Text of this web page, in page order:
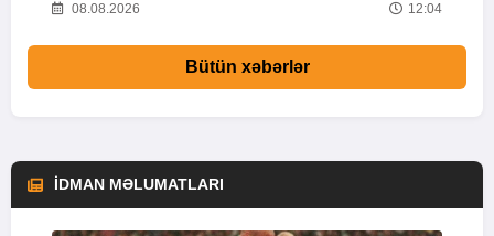
08.08.2026 12:04
Bütün xəbərlər
İDMAN MƏLUMATLARI